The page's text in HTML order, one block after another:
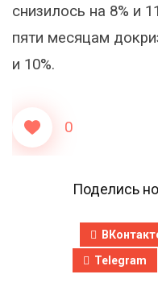
снизилось на 8% и
пяти месяцам
и 10%.
0
Поделись
Telegram